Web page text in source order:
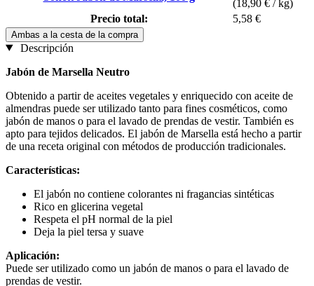
(18,90 € / kg)
Precio total:
5,58 €
Ambas a la cesta de la compra
Descripción
Jabón de Marsella Neutro
Obtenido a partir de aceites vegetales y enriquecido con aceite de
almendras puede ser utilizado tanto para fines cosméticos, como
jabón de manos o para el lavado de prendas de vestir. También es
apto para tejidos delicados. El jabón de Marsella está hecho a partir
de una receta original con métodos de producción tradicionales.
Características:
El jabón no contiene colorantes ni fragancias sintéticas
Rico en glicerina vegetal
Respeta el pH normal de la piel
Deja la piel tersa y suave
Aplicación:
Puede ser utilizado como un jabón de manos o para el lavado de
prendas de vestir.